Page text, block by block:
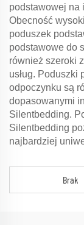
podstawowej na
Obecność
poduszek
podstawowe do
również szeroki
usług. Poduszki
odpoczynku są
dopasowanymi
Silentbedding.
Silentbedding
najbardziej
Brak